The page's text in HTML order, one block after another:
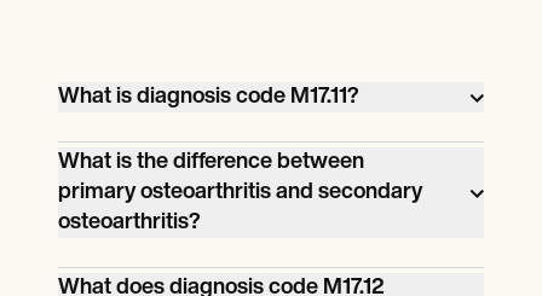
What is diagnosis code M17.11?
The code means the patient has primary
osteoarthritis in their right knee, and it's
only affecting that one side.
What is the difference between
primary osteoarthritis and secondary
osteoarthritis?
Primary osteoarthritis happens naturally
What does diagnosis code M17.12